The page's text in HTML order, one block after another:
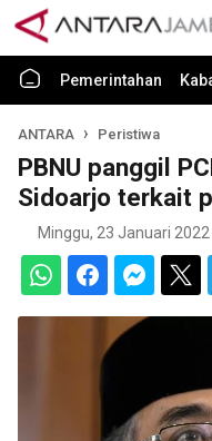
Pemerintahan
ANTARA Peristiwa
PBNU panggil
Sidoarjo terkait
Minggu, 23 Januari 2022